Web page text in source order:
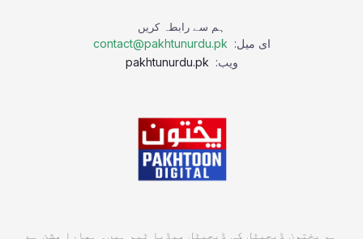
ہم سے رابطہ کریں
ای میل: contact@pakhtunurdu.pk
ویب:
ہم پختون ڈیجیٹل کی ڈیجیٹل میڈیا ٹیم ہیں۔ ہمارا مشن ہے